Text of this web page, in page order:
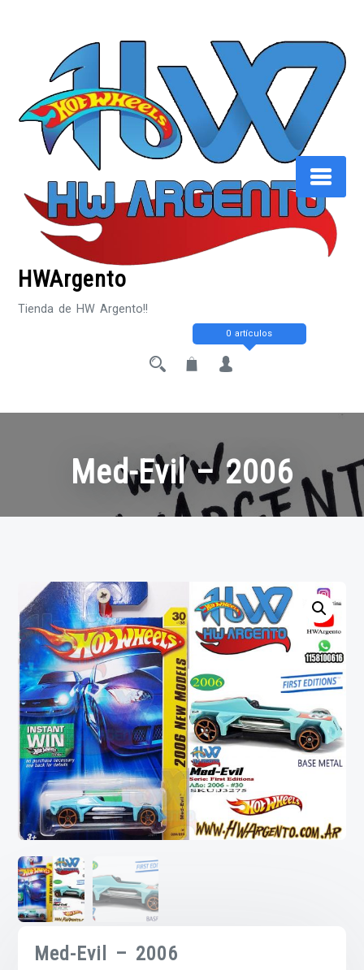
HWArgento
Tienda de HW Argento!!
0 artículos
Med-Evil – 2006
Med-Evil – 2006